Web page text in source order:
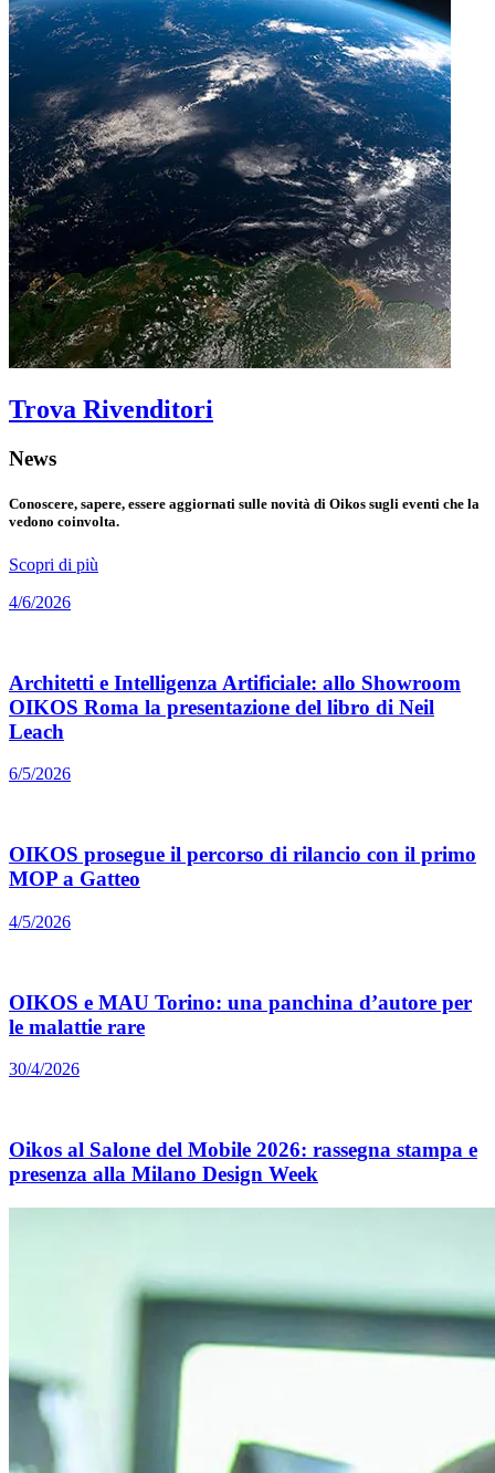
Trova Rivenditori
News
Conoscere, sapere, essere aggiornati sulle novità di Oikos sugli eventi che la
vedono coinvolta.
Scopri di più
4/6/2026
Architetti e Intelligenza Artificiale: allo Showroom
OIKOS Roma la presentazione del libro di Neil
Leach
6/5/2026
OIKOS prosegue il percorso di rilancio con il primo
MOP a Gatteo
4/5/2026
OIKOS e MAU Torino: una panchina d’autore per
le malattie rare
30/4/2026
Oikos al Salone del Mobile 2026: rassegna stampa e
presenza alla Milano Design Week